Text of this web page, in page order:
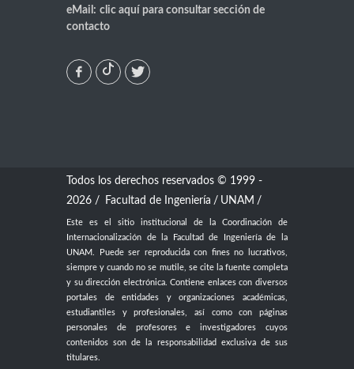
eMail: clic aquí para consultar sección de
contacto
Todos los derechos reservados © 1999 -
2026 /
Facultad de Ingeniería / UNAM /
Este es el sitio institucional de la Coordinación de
Internacionalización de la Facultad de Ingeniería de la
UNAM. Puede ser reproducida con fines no lucrativos,
siempre y cuando no se mutile, se cite la fuente completa
y su dirección electrónica. Contiene enlaces con diversos
portales de entidades y organizaciones académicas,
estudiantiles y profesionales, así como con páginas
personales de profesores e investigadores cuyos
contenidos son de la responsabilidad exclusiva de sus
titulares.